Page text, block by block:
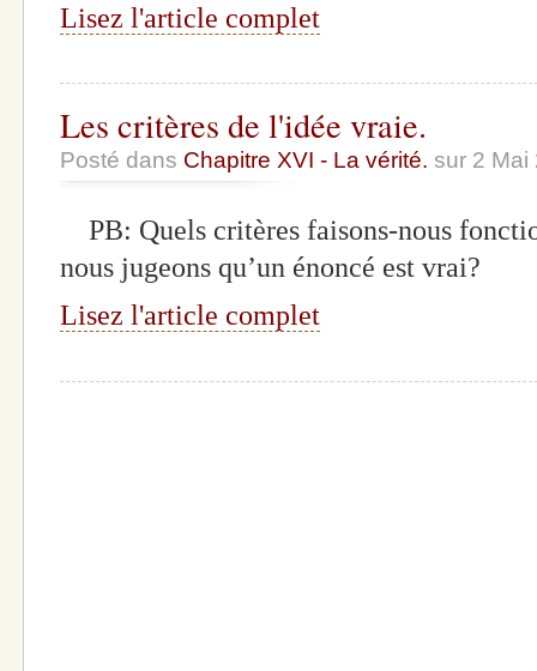
Lisez l'article complet
Les critères de l'idée vraie.
Posté dans Chapitre XVI - La vérité. sur 2 Mai
PB: Quels critères faisons-nous
nous jugeons qu’un énoncé est vrai?
Lisez l'article complet